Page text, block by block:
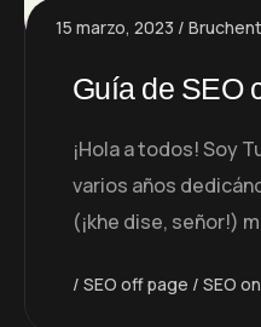
15 marzo, 2023
Guía de SEO
¡Hola a todos! Soy
varios años
(¡khe dise, señor!)
SEO off page SEO